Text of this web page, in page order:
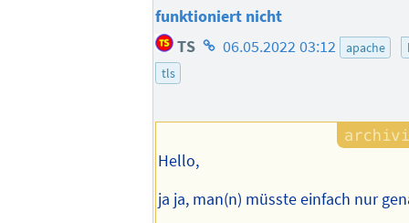
funktioniert nicht
TS Homepage
06.05.2022 03:12 apache
tls
Hello,
ja ja, man(n) müsste einfach nur